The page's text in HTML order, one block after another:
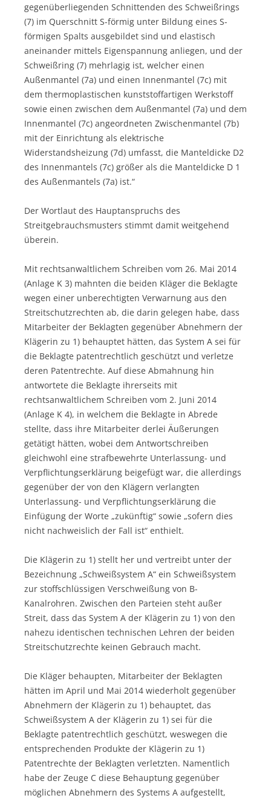
gegenüberliegenden Schnittenden des Schweißrings
(7) im Querschnitt S-förmig unter Bildung eines S-
förmigen Spalts ausgebildet sind und elastisch
aneinander mittels Eigenspannung anliegen, und der
Schweißring (7) mehrlagig ist, welcher einen
Außenmantel (7a) und einen Innenmantel (7c) mit
dem thermoplastischen kunststoffartigen Werkstoff
sowie einen zwischen dem Außenmantel (7a) und dem
Innenmantel (7c) angeordneten Zwischenmantel (7b)
mit der Einrichtung als elektrische
Widerstandsheizung (7d) umfasst, die Manteldicke D2
des Innenmantels (7c) größer als die Manteldicke D 1
des Außenmantels (7a) ist.“
Der Wortlaut des Hauptanspruchs des
Streitgebrauchsmusters stimmt damit weitgehend
überein.
Mit rechtsanwaltlichem Schreiben vom 26. Mai 2014
(Anlage K 3) mahnten die beiden Kläger die Beklagte
wegen einer unberechtigten Verwarnung aus den
Streitschutzrechten ab, die darin gelegen habe, dass
Mitarbeiter der Beklagten gegenüber Abnehmern der
Klägerin zu 1) behauptet hätten, das System A sei für
die Beklagte patentrechtlich geschützt und verletze
deren Patentrechte. Auf diese Abmahnung hin
antwortete die Beklagte ihrerseits mit
rechtsanwaltlichem Schreiben vom 2. Juni 2014
(Anlage K 4), in welchem die Beklagte in Abrede
stellte, dass ihre Mitarbeiter derlei Äußerungen
getätigt hätten, wobei dem Antwortschreiben
gleichwohl eine strafbewehrte Unterlassung- und
Verpflichtungserklärung beigefügt war, die allerdings
gegenüber der von den Klägern verlangten
Unterlassung- und Verpflichtungserklärung die
Einfügung der Worte „zukünftig“ sowie „sofern dies
nicht nachweislich der Fall ist“ enthielt.
Die Klägerin zu 1) stellt her und vertreibt unter der
Bezeichnung „Schweißsystem A“ ein Schweißsystem
zur stoffschlüssigen Verschweißung von B-
Kanalrohren. Zwischen den Parteien steht außer
Streit, dass das System A der Klägerin zu 1) von den
nahezu identischen technischen Lehren der beiden
Streitschutzrechte keinen Gebrauch macht.
Die Kläger behaupten, Mitarbeiter der Beklagten
hätten im April und Mai 2014 wiederholt gegenüber
Abnehmern der Klägerin zu 1) behauptet, das
Schweißsystem A der Klägerin zu 1) sei für die
Beklagte patentrechtlich geschützt, weswegen die
entsprechenden Produkte der Klägerin zu 1)
Patentrechte der Beklagten verletzten. Namentlich
habe der Zeuge C diese Behauptung gegenüber
möglichen Abnehmern des Systems A aufgestellt,